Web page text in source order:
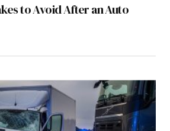
to Avoid After an Auto